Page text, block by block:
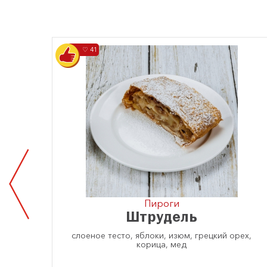
♡ 41
Пироги
Штрудель
слоеное тесто, яблоки, изюм, грецкий орех,
корица, мед